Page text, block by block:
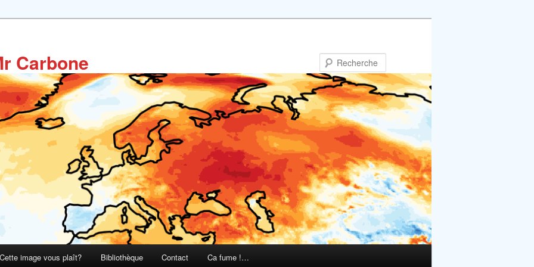
Carbone
Cette image vous plaît? Bibliothèque Contact Ca fume !…